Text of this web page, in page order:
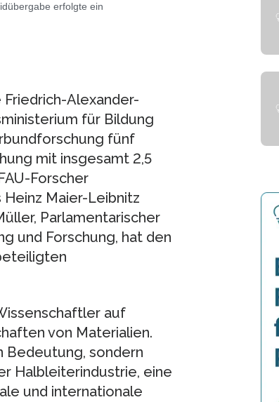
erfolgte ein
Alexander-
für Bildung
fünf
mit insgesamt 2,5
Forscher
Maier-Leibnitz
Parlamentarischer
und Forschung, hat den
auf
von Materialien.
Bedeutung, sondern
Halbleiterindustrie, eine
und internationale